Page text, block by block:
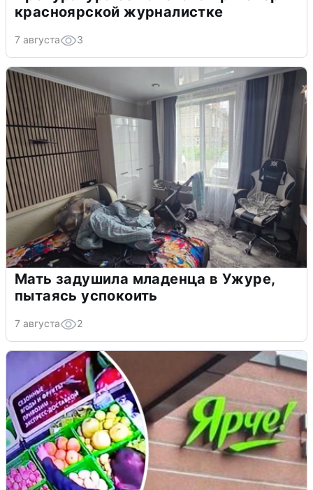
красноярской журналистке
7 августа 3
Мать задушила младенца в Ужуре,
пытаясь успокоить
7 августа 2